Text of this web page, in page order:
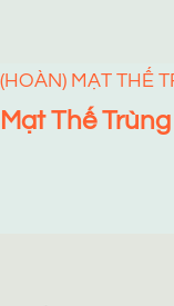
(HOÀN) MẠT THẾ
Mạt Thế